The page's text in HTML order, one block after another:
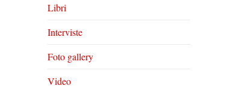
Libri
Interviste
Foto gallery
Video